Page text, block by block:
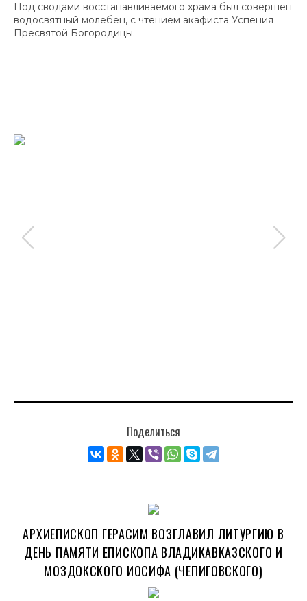
Под сводами восстанавливаемого храма был совершен
водосвятный молебен, с чтением акафиста Успения
Пресвятой Богородицы.
Поделиться
АРХИЕПИСКОП ГЕРАСИМ ВОЗГЛАВИЛ ЛИТУРГИЮ В
ДЕНЬ ПАМЯТИ ЕПИСКОПА ВЛАДИКАВКАЗСКОГО И
МОЗДОКСКОГО ИОСИФА (ЧЕПИГОВСКОГО)